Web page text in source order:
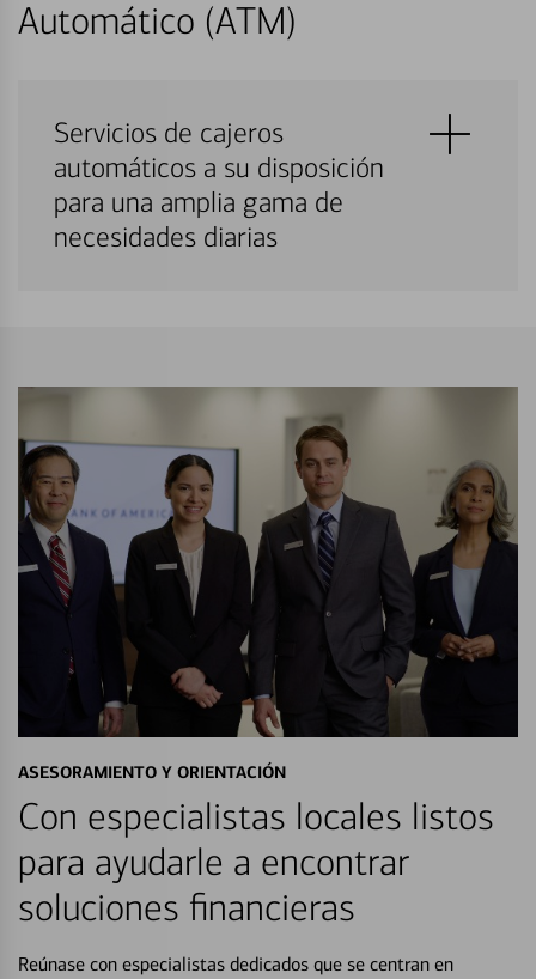
Automático (ATM)
Servicios de cajeros
automáticos a su disposición
para una amplia gama de
necesidades diarias
ASESORAMIENTO Y ORIENTACIÓN
Con especialistas locales listos
para ayudarle a encontrar
soluciones financieras
Reúnase con especialistas dedicados que se centran en